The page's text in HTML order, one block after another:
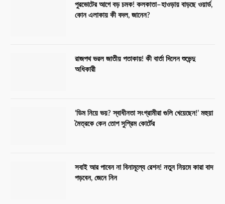
পুরভোটের আগে বড় চমক! কলকাতা–হাওড়ায় বাড়ছে ওয়ার্ড,
কোন এলাকায় কী বদল, জানেন?
রাজপথ ভরল জাতীয় পতাকায়! কী বার্তা দিলেন শুভেন্দু
অধিকারী
‘ডিম নিয়ে ভয়? স্বাধীনতা সংগ্রামীরা গুলি খেয়েছেন!’ মহুয়া
মৈত্রকে কেন তোপ সুপ্রিম কোর্টের
সবাই আর পাবেন না বিনামূল্যে রেশন! নতুন নিয়মে কারা বাদ
পড়বেন, জেনে নিন